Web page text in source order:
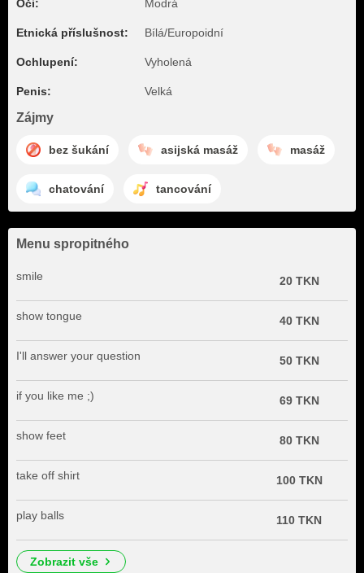
Oči: Modrá
Etnická příslušnost: Bílá/Europoidní
Ochlupení: Vyholená
Penis: Velká
Zájmy
bez šukání asijská masáž masáž
chatování tancování
Menu spropitného
smile 20 TKN
show tongue 40 TKN
I'll answer your question 50 TKN
if you like me ;) 69 TKN
show feet 80 TKN
take off shirt 100 TKN
play balls 110 TKN
zobrazit vše